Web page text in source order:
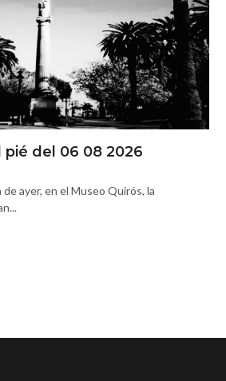
pié del 06 08 2026
de ayer, en el Museo Quirós, la